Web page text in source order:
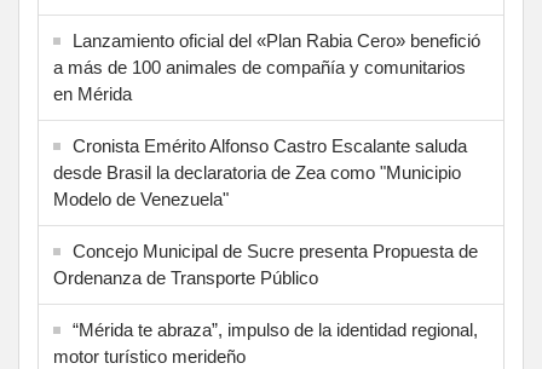
Lanzamiento oficial del «Plan Rabia Cero» benefició
a más de 100 animales de compañía y comunitarios
en Mérida
Cronista Emérito Alfonso Castro Escalante saluda
desde Brasil la declaratoria de Zea como "Municipio
Modelo de Venezuela"
Concejo Municipal de Sucre presenta Propuesta de
Ordenanza de Transporte Público
“Mérida te abraza”, impulso de la identidad regional,
motor turístico merideño